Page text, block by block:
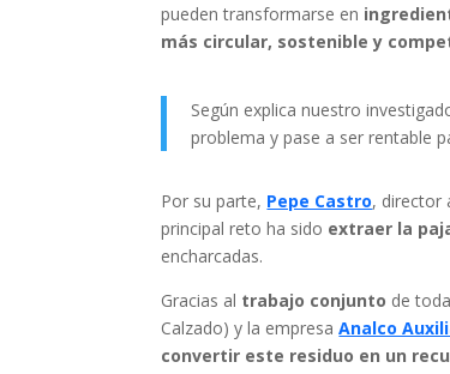
pueden transformarse en
más circular, sostenible y
Según explica nuestro
problema y pase a ser rentable
Por su parte, Pepe Castro, director
principal reto ha sido extraer la
encharcadas.
Gracias al trabajo conjunto de
Calzado) y la empresaAnalco
convertir este residuo en un